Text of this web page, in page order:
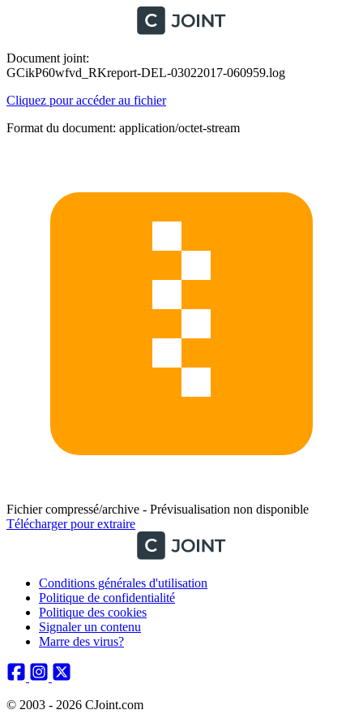
Document joint:
GCikP60wfvd_RKreport-DEL-03022017-060959.log
Cliquez pour accéder au fichier
Format du document: application/octet-stream
Fichier compressé/archive - Prévisualisation non disponible
Télécharger pour extraire
Conditions générales d'utilisation
Politique de confidentialité
Politique des cookies
Signaler un contenu
Marre des virus?
© 2003 - 2026 CJoint.com